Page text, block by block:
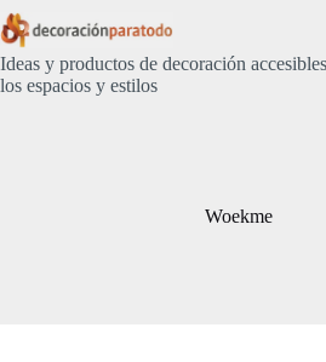
Saltar
al
contenido
Ideas y productos de decoración
los espacios y estilos
Woekme